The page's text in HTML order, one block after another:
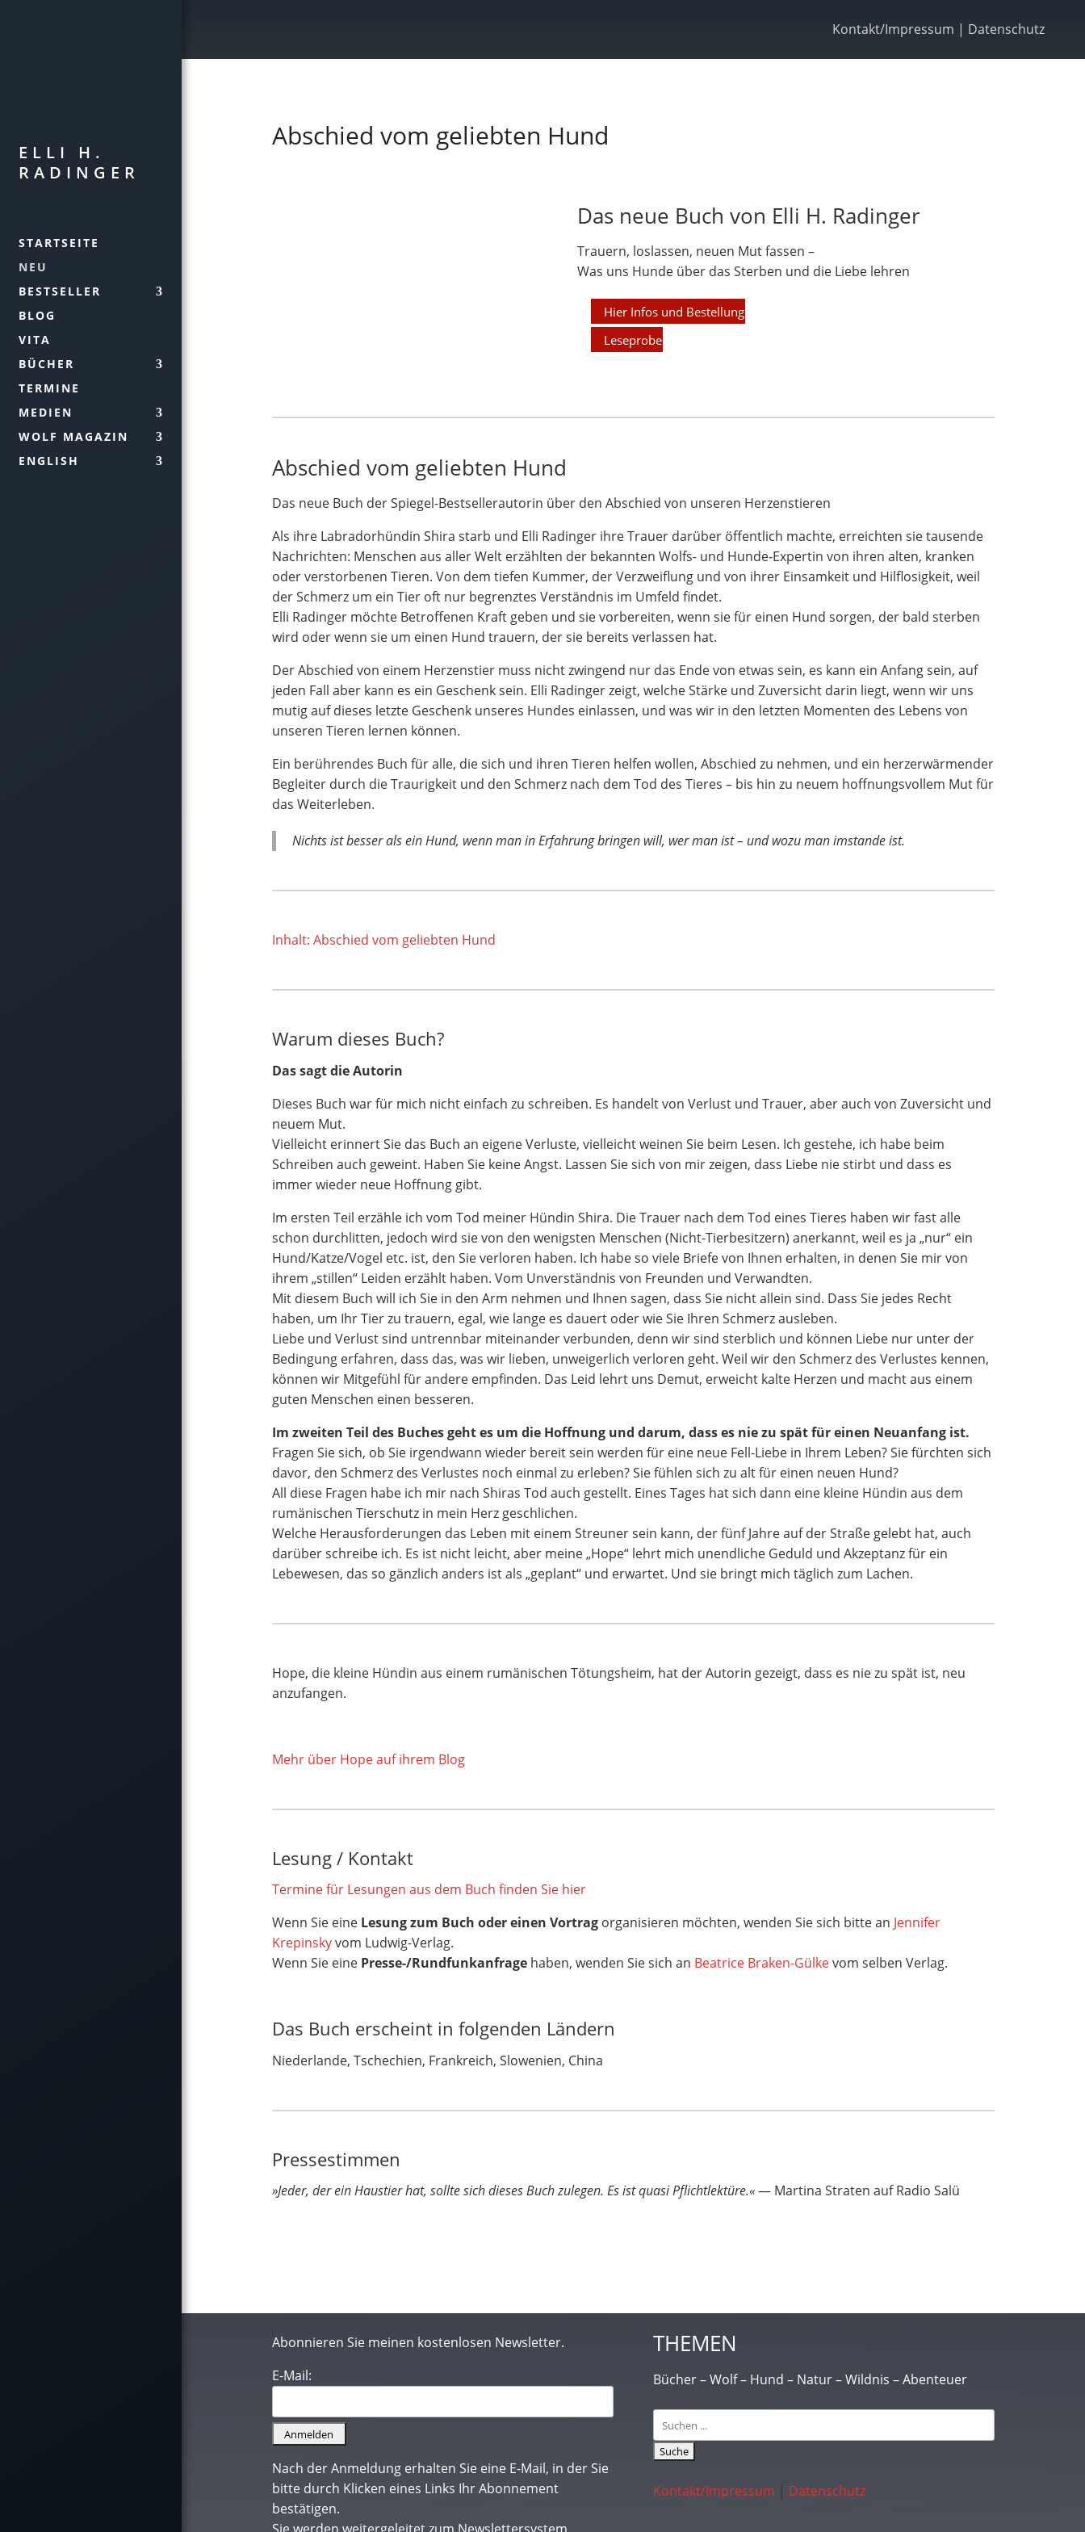
ELLI H.
RADINGER
STARTSEITE
NEU
BESTSELLER
BLOG
VITA
BÜCHER
TERMINE
MEDIEN
WOLF MAGAZIN
ENGLISH
Kontakt/Impressum | Datenschutz
Abschied vom geliebten Hund
Das neue Buch von Elli H. Radinger
Trauern, loslassen, neuen Mut fassen –
Was uns Hunde über das Sterben und die Liebe lehren
Hier Infos und Bestellung
Leseprobe
Abschied vom geliebten Hund
Das neue Buch der Spiegel-Bestsellerautorin über den Abschied von unseren Herzenstieren
Als ihre Labradorhündin Shira starb und Elli Radinger ihre Trauer darüber öffentlich machte, erreichten sie tausende
Nachrichten: Menschen aus aller Welt erzählten der bekannten Wolfs- und Hunde-Expertin von ihren alten, kranken
oder verstorbenen Tieren. Von dem tiefen Kummer, der Verzweiflung und von ihrer Einsamkeit und Hilflosigkeit, weil
der Schmerz um ein Tier oft nur begrenztes Verständnis im Umfeld findet.
Elli Radinger möchte Betroffenen Kraft geben und sie vorbereiten, wenn sie für einen Hund sorgen, der bald sterben
wird oder wenn sie um einen Hund trauern, der sie bereits verlassen hat.
Der Abschied von einem Herzenstier muss nicht zwingend nur das Ende von etwas sein, es kann ein Anfang sein, auf
jeden Fall aber kann es ein Geschenk sein. Elli Radinger zeigt, welche Stärke und Zuversicht darin liegt, wenn wir uns
mutig auf dieses letzte Geschenk unseres Hundes einlassen, und was wir in den letzten Momenten des Lebens von
unseren Tieren lernen können.
Ein berührendes Buch für alle, die sich und ihren Tieren helfen wollen, Abschied zu nehmen, und ein herzerwärmender
Begleiter durch die Traurigkeit und den Schmerz nach dem Tod des Tieres – bis hin zu neuem hoffnungsvollem Mut für
das Weiterleben.
Nichts ist besser als ein Hund, wenn man in Erfahrung bringen will, wer man ist – und wozu man imstande ist.
Inhalt: Abschied vom geliebten Hund
Warum dieses Buch?
Das sagt die Autorin
Dieses Buch war für mich nicht einfach zu schreiben. Es handelt von Verlust und Trauer, aber auch von Zuversicht und
neuem Mut.
Vielleicht erinnert Sie das Buch an eigene Verluste, vielleicht weinen Sie beim Lesen. Ich gestehe, ich habe beim
Schreiben auch geweint. Haben Sie keine Angst. Lassen Sie sich von mir zeigen, dass Liebe nie stirbt und dass es
immer wieder neue Hoffnung gibt.
Im ersten Teil erzähle ich vom Tod meiner Hündin Shira. Die Trauer nach dem Tod eines Tieres haben wir fast alle
schon durchlitten, jedoch wird sie von den wenigsten Menschen (Nicht-Tierbesitzern) anerkannt, weil es ja „nur“ ein
Hund/Katze/Vogel etc. ist, den Sie verloren haben. Ich habe so viele Briefe von Ihnen erhalten, in denen Sie mir von
ihrem „stillen“ Leiden erzählt haben. Vom Unverständnis von Freunden und Verwandten.
Mit diesem Buch will ich Sie in den Arm nehmen und Ihnen sagen, dass Sie nicht allein sind. Dass Sie jedes Recht
haben, um Ihr Tier zu trauern, egal, wie lange es dauert oder wie Sie Ihren Schmerz ausleben.
Liebe und Verlust sind untrennbar miteinander verbunden, denn wir sind sterblich und können Liebe nur unter der
Bedingung erfahren, dass das, was wir lieben, unweigerlich verloren geht. Weil wir den Schmerz des Verlustes kennen,
können wir Mitgefühl für andere empfinden. Das Leid lehrt uns Demut, erweicht kalte Herzen und macht aus einem
guten Menschen einen besseren.
Im zweiten Teil des Buches geht es um die Hoffnung und darum, dass es nie zu spät für einen Neuanfang ist.
Fragen Sie sich, ob Sie irgendwann wieder bereit sein werden für eine neue Fell-Liebe in Ihrem Leben? Sie fürchten sich
davor, den Schmerz des Verlustes noch einmal zu erleben? Sie fühlen sich zu alt für einen neuen Hund?
All diese Fragen habe ich mir nach Shiras Tod auch gestellt. Eines Tages hat sich dann eine kleine Hündin aus dem
rumänischen Tierschutz in mein Herz geschlichen.
Welche Herausforderungen das Leben mit einem Streuner sein kann, der fünf Jahre auf der Straße gelebt hat, auch
darüber schreibe ich. Es ist nicht leicht, aber meine „Hope“ lehrt mich unendliche Geduld und Akzeptanz für ein
Lebewesen, das so gänzlich anders ist als „geplant“ und erwartet. Und sie bringt mich täglich zum Lachen.
Hope, die kleine Hündin aus einem rumänischen Tötungsheim, hat der Autorin gezeigt, dass es nie zu spät ist, neu
anzufangen.
Mehr über Hope auf ihrem Blog
Lesung / Kontakt
Termine für Lesungen aus dem Buch finden Sie hier
Wenn Sie eine Lesung zum Buch oder einen Vortragorganisieren möchten, wenden Sie sich bitte an Jennifer
Krepinskyvom Ludwig-Verlag.
Wenn Sie eine Presse-/Rundfunkanfragehaben, wenden Sie sich an Beatrice Braken-Gülkevom selben Verlag.
Das Buch erscheint in folgenden Ländern
Niederlande, Tschechien, Frankreich, Slowenien, China
Pressestimmen
»Jeder, der ein Haustier hat, sollte sich dieses Buch zulegen. Es ist quasi Pflichtlektüre.«― Martina Straten auf Radio Salü
Abonnieren Sie meinen kostenlosen Newsletter.
E-Mail:
Nach der Anmeldung erhalten Sie eine E-Mail, in der Sie
bitte durch Klicken eines Links Ihr Abonnement
bestätigen.
THEMEN
Bücher – Wolf – Hund – Natur – Wildnis – Abenteuer
Suchen
nach:
Kontakt/Impressum | Datenschutz